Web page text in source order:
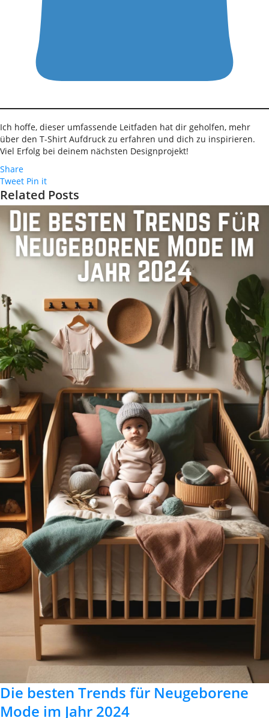
Ich hoffe, dieser umfassende Leitfaden hat dir geholfen, mehr
über den T-Shirt Aufdruck zu erfahren und dich zu inspirieren.
Viel Erfolg bei deinem nächsten Designprojekt!
Share
Tweet Pin it
Related Posts
Die besten Trends für Neugeborene
Mode im Jahr 2024